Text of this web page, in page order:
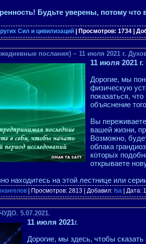
Будьте уверены, потому что
Сил и цивилизаций | Просмотров: 1734 |
послания) ~ 11 июля 2021 г.
11 июля 2021 г.
Дорогие, мы
физическую
показаться,
объяснение
Вы
вашей жизни,
Возможно,
облака
которых
открываете
находитесь на этой лестнице или
| Просмотров: 2813 | Добавил: Isa | Дата:
5.07.2021.
11 июля 2021г.
Дорогие, мы здесь, чтобы